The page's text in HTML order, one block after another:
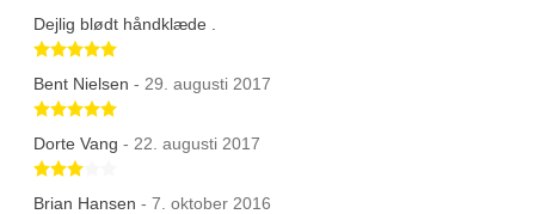
Dejlig blødt håndklæde .
Betygsatt 5 av 5 stjärnor
Bent Nielsen - 29. augusti 2017
Betygsatt 5 av 5 stjärnor
Dorte Vang - 22. augusti 2017
Brian Hansen - 7. oktober 2016